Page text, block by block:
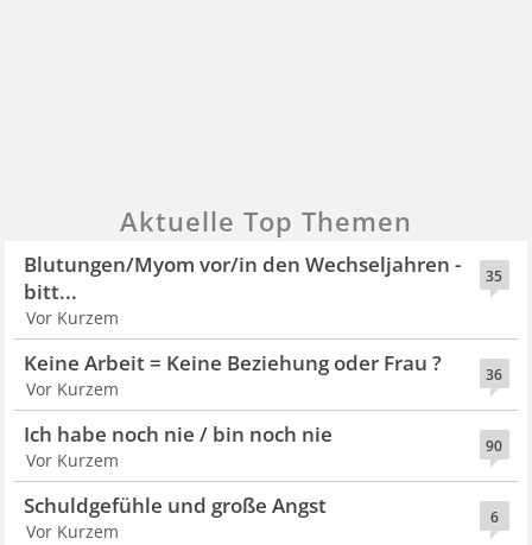
Aktuelle Top Themen
35
Blutungen/Myom vor/in den Wechseljahren -
bitt...
Vor Kurzem
36
Keine Arbeit = Keine Beziehung oder Frau ?
Vor Kurzem
90
Ich habe noch nie / bin noch nie
Vor Kurzem
6
Schuldgefühle und große Angst
Vor Kurzem